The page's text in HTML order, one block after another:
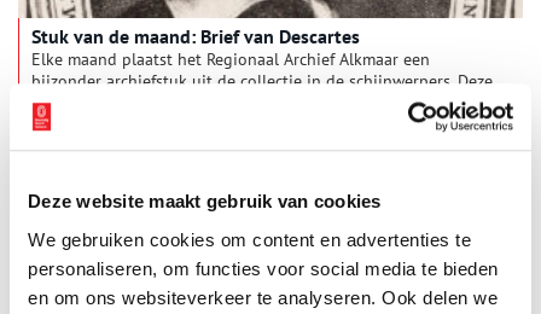
Deze website maakt gebruik van cookies
We gebruiken cookies om content en advertenties te
personaliseren, om functies voor social media te bieden
en om ons websiteverkeer te analyseren. Ook delen we
Stuk van de maand: Brief van Descartes
Elke maand plaatst het Regionaal Archief Alkmaar een
bijzonder archiefstuk uit de collectie in de schijnwerpers. Deze
keer: een brief uit 1647 van de bekende Franse filosoof
Descartes, die toen in Egmond-Binnen woonde.